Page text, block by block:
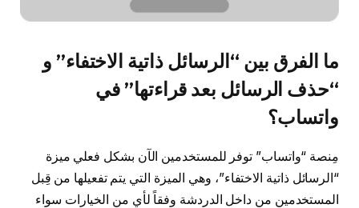
ما الفرق بين “الرسائل ذاتية الاختفاء” و
“حذف الرسائل بعد قراءتها” في
واتساب؟
مِنصة “واتساب” توفر للمستخدمين الآن بشكل فعلي ميزة
“الرسائل ذاتية الاختفاء”، وهي الميزة التي يتم تفعيلها من قِبل
المستخدمين من داخل الدردشة وفقاً لأي من الخيارات سواء